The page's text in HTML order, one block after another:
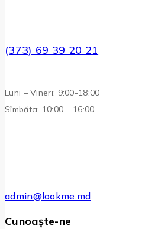
(373) 69 39 20 21
Luni – Vineri: 9:00-18:00
Sîmbăta: 10:00 – 16:00
admin@lookme.md
Cunoaște-ne